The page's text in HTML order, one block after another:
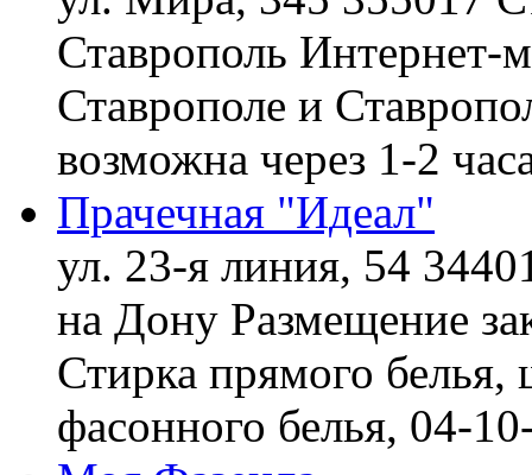
Ставрополь Интернет-
Ставрополе и
возможна через 1-2
Прачечная "Идеал"
ул. 23-я линия, 54
на Дону Размещение
Стирка прямого
фасонного белья, 04-